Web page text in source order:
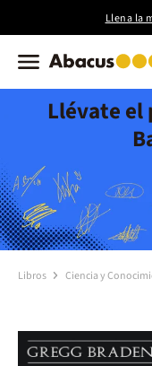
Llena la
Llévate
Libros Ciencia y